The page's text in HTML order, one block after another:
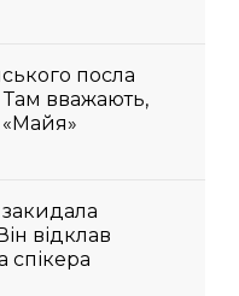
посла
Там вважають,
відклав
спікера